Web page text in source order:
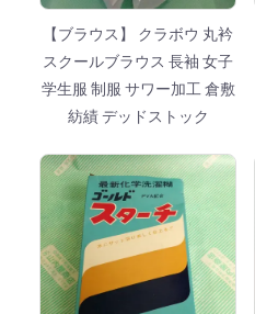
【ブラウス】 クラボウ 丸衿
スクールブラウス 長袖 女子
学生服 制服 サワー加工 倉敷
紡績 デッドストック